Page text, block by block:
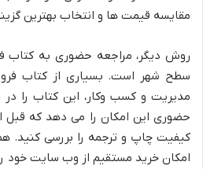
مقایسه قیمت ها و انتخاب بهترین
روش دیگر، مراجعه حضوری به کتاب
سطح شهر است. بسیاری از کتاب
مدیریت و کسب وکار، این کتاب را
حضوری این امکان را می دهد که قبل
کیفیت چاپ و ترجمه را بررسی کنید.
امکان خرید مستقیم از وب سایت خود